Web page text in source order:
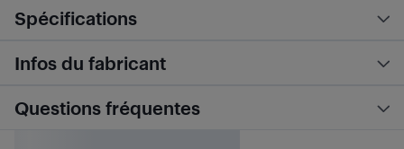
Spécifications
Infos du fabricant
Questions fréquentes